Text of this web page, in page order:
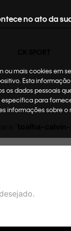
no ato da
mais cookies em
Esta
os dados pessoais
específica para
informações sobre o